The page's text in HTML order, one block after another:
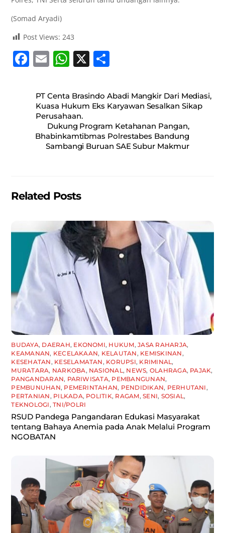
(Somad Aryadi)
Post Views: 243
F
c
e
b
o
E
ai
l
W
at
s
A
p
p
X
ar
e
PT Centa Brasindo Abadi Mangkir Dari Mediasi,
Kuasa Hukum Eks Karyawan Sesalkan Sikap
Perusahaan.
Dukung Program Ketahanan Pangan,
Bhabinkamtibmas Polrestabes Bandung
Sambangi Buruan SAE Subur Makmur
Related Posts
BUDAYA, DAERAH, EKONOMI, HUKUM,JASA RAHARJA,
KEAMANAN, KECELAKAAN, KELAUTAN , KEMISKINAN ,
KESEHATAN , KESELAMATAN , KORUPSI, KRIMINAL ,
MURATARA, NARKOBA, NASIONAL , NEWS, OLAHRAGA, PAJAK,
PANGANDARAN, PARIWISATA, PEMBANGUNAN,
PEMBUNUHAN, PEMERINTAHAN, PENDIDIKAN, PERHUTANI ,
PERTANIAN , PILKADA, POLITIK, RAGAM,SENI, SOSIAL ,
TEKNOLOGI ,TNI/POLRI
RSUD Pandega Pangandaran Edukasi Masyarakat
tentang Bahaya Anemia pada Anak Melalui Program
NGOBATAN